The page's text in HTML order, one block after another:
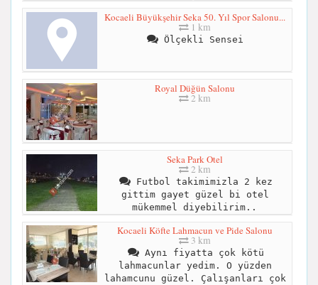
Kocaeli Büyükşehir Seka 50. Yıl Spor Salonu...
1 km
Ölçekli Sensei
Royal Düğün Salonu
2 km
Seka Park Otel
2 km
Futbol takimimizla 2 kez
gittim gayet güzel bi otel
mükemmel diyebilirim..
Kocaeli Köfte Lahmacun ve Pide Salonu
3 km
Aynı fiyatta çok kötü
lahmacunlar yedim. O yüzden
lahamcunu güzel. Çalışanları çok